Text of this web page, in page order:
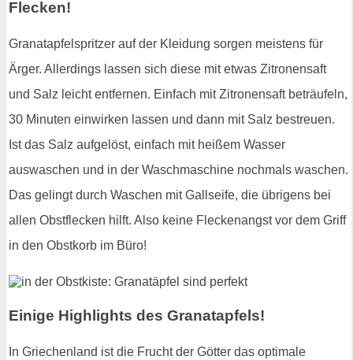
Flecken!
Granatapfelspritzer auf der Kleidung sorgen meistens für
Ärger. Allerdings lassen sich diese mit etwas Zitronensaft
und Salz leicht entfernen. Einfach mit Zitronensaft beträufeln,
30 Minuten einwirken lassen und dann mit Salz bestreuen.
Ist das Salz aufgelöst, einfach mit heißem Wasser
auswaschen und in der Waschmaschine nochmals waschen.
Das gelingt durch Waschen mit Gallseife, die übrigens bei
allen Obstflecken hilft. Also keine Fleckenangst vor dem Griff
in den Obstkorb im Büro!
Einige Highlights des Granatapfels!
In Griechenland ist die Frucht der Götter das optimale